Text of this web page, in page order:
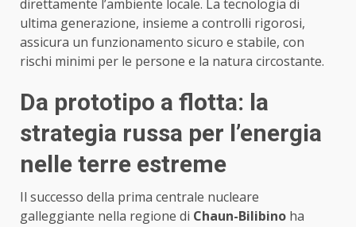
direttamente l’ambiente locale. La tecnologia di
ultima generazione, insieme a controlli rigorosi,
assicura un funzionamento sicuro e stabile, con
rischi minimi per le persone e la natura circostante.
Da prototipo a flotta: la
strategia russa per l’energia
nelle terre estreme
Il successo della prima centrale nucleare
galleggiante nella regione di Chaun-Bilibino ha